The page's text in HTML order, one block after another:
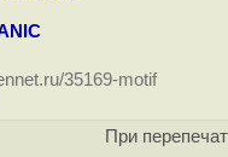
35169-motif
При